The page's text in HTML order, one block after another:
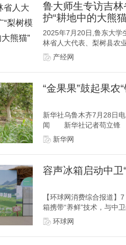
鲁大师生专访吉
护“耕地中的大熊
2025年7月20日,鲁东大学
林省人大代表、梨树县农
产经网
“金果果”鼓起果
新华社乌鲁木齐7月28日
闻 新华社记者苟立锋
新华网
容声冰箱启动中卫
【环球网消费综合报道】
箱携带“养鲜”技术，与中
环球网